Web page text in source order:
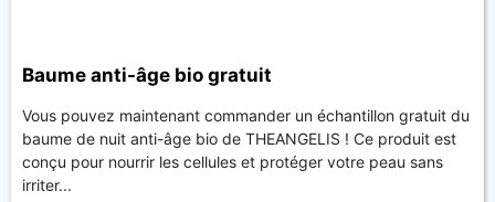
Baume anti-âge bio gratuit
Vous pouvez maintenant commander un échantillon gratuit du
baume de nuit anti-âge bio de THEANGELIS ! Ce produit est
conçu pour nourrir les cellules et protéger votre peau sans
irriter...